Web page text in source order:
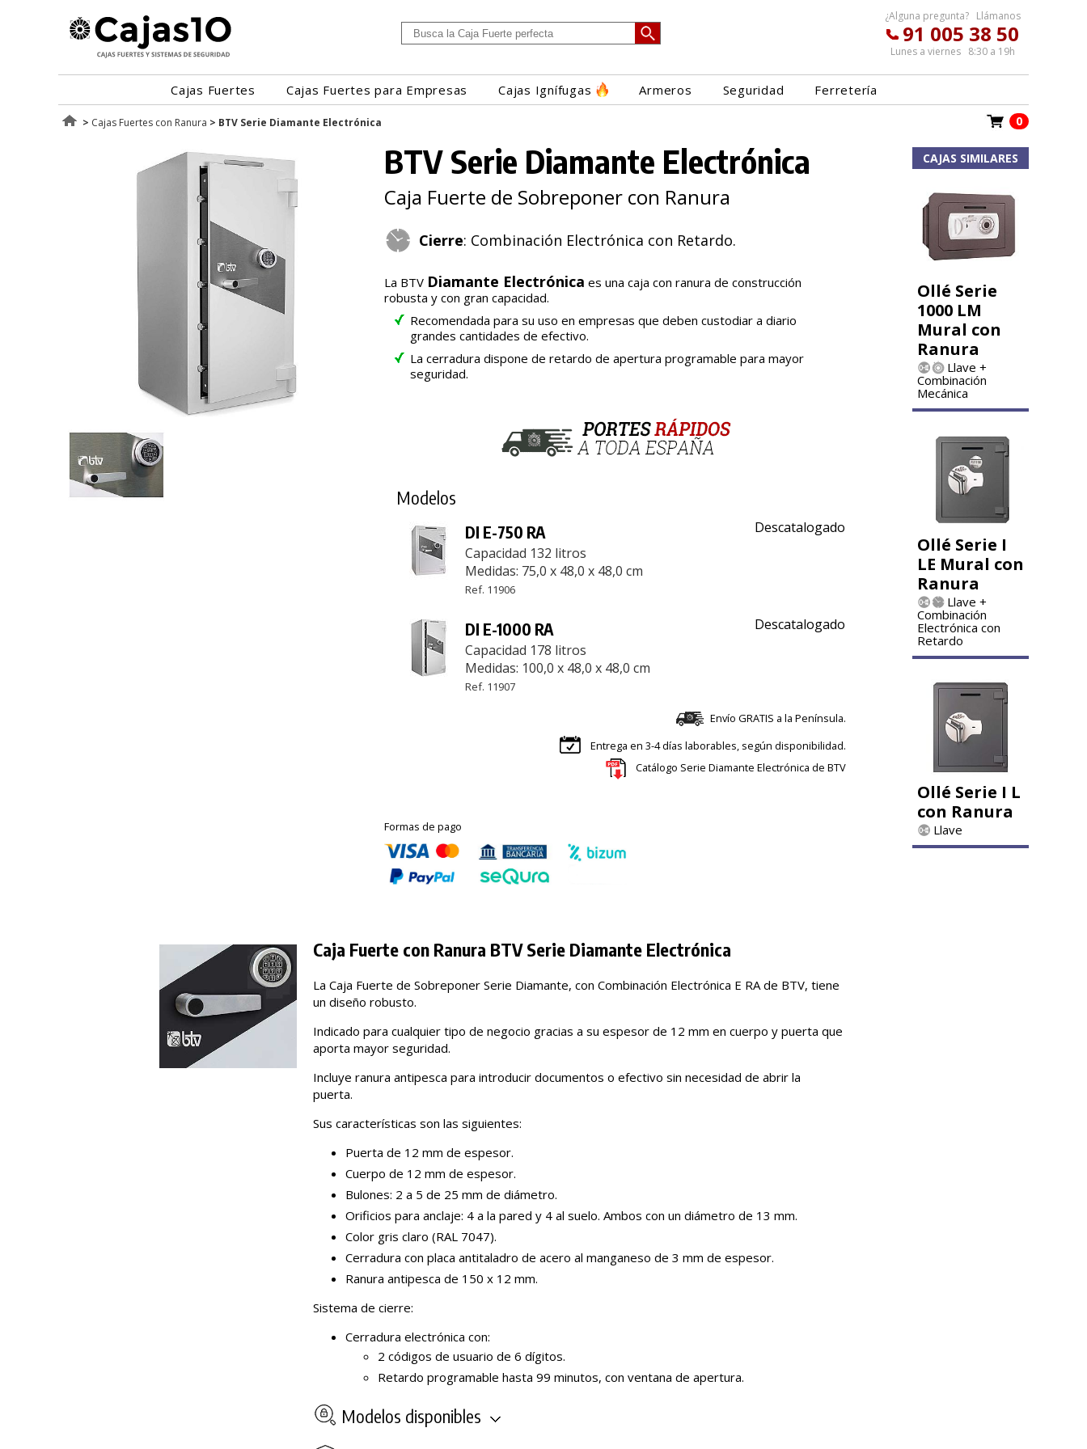
¿Alguna pregunta? Llámanos
91 005 38 50
Lunes a viernes 8:30 a 19h
Cajas Fuertes Cajas Fuertes para Empresas Cajas Ignífugas Armeros Seguridad Ferretería
> Cajas Fuertes con Ranura > BTV Serie Diamante Electrónica 0
BTV Serie Diamante Electrónica
Caja Fuerte de Sobreponer con Ranura
Cierre: Combinación Electrónica con Retardo.
La BTV Diamante Electrónica es una caja con ranura de construcción
robusta y con gran capacidad.
Recomendada para su uso en empresas que deben custodiar a diario
grandes cantidades de efectivo.
La cerradura dispone de retardo de apertura programable para mayor
seguridad.
Modelos
DI E-750 RA
Capacidad 132 litros
Medidas: 75,0 x 48,0 x 48,0 cm
Ref. 11906
Descatalogado
DI E-1000 RA
Capacidad 178 litros
Medidas: 100,0 x 48,0 x 48,0 cm
Ref. 11907
Descatalogado
Envío GRATIS a la Península.
Entrega en 3-4 días laborables, según disponibilidad.
Catálogo Serie Diamante Electrónica de BTV
Formas de pago
Caja Fuerte con Ranura BTV Serie Diamante Electrónica
La Caja Fuerte de Sobreponer Serie Diamante, con Combinación Electrónica E RA de BTV, tiene
un diseño robusto.
Indicado para cualquier tipo de negocio gracias a su espesor de 12 mm en cuerpo y puerta que
aporta mayor seguridad.
Incluye ranura antipesca para introducir documentos o efectivo sin necesidad de abrir la
puerta.
Sus características son las siguientes:
Puerta de 12 mm de espesor.
Cuerpo de 12 mm de espesor.
Bulones: 2 a 5 de 25 mm de diámetro.
Orificios para anclaje: 4 a la pared y 4 al suelo. Ambos con un diámetro de 13 mm.
Color gris claro (RAL 7047).
Cerradura con placa antitaladro de acero al manganeso de 3 mm de espesor.
Ranura antipesca de 150 x 12 mm.
Sistema de cierre:
Cerradura electrónica con:
2 códigos de usuario de 6 dígitos.
Retardo programable hasta 99 minutos, con ventana de apertura.
Modelos disponibles
CAJAS SIMILARES
Ollé Serie
1000 LM
Mural con
Ranura
Llave +
Combinación
Mecánica
Ollé Serie I
LE Mural con
Ranura
Llave +
Combinación
Electrónica con
Retardo
Ollé Serie I L
con Ranura
Llave